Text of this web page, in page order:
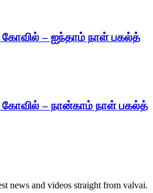
– ஐந்தாம் நாள் பகல்த்
– நான்காம் நாள் பகல்த்
news and videos straight from valvai.